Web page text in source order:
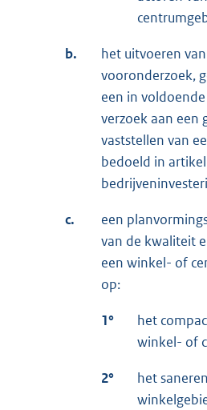
b.
het uitvoeren
vooronderzoek,
een in
verzoek aan een
vaststellen van
bedoeld in
c.
een
van de kwaliteit
een winkel- of
op:
1°
het
winkel- of
2°
het